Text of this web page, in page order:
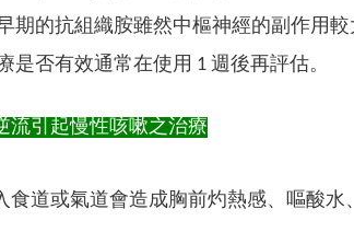
期的抗組織胺雖然中樞神經的副作用
是否有效通常在使用 1 週後再評估。
流引起慢性咳嗽之治療
食道或氣道會造成胸前灼熱感、嘔酸水